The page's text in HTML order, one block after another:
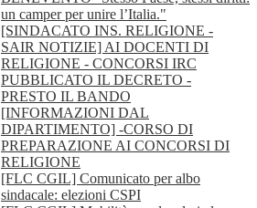
un camper per unire l’Italia."
[SINDACATO INS. RELIGIONE -
SAIR NOTIZIE] AI DOCENTI DI
RELIGIONE - CONCORSI IRC
PUBBLICATO IL DECRETO -
PRESTO IL BANDO
[INFORMAZIONI DAL
DIPARTIMENTO] -CORSO DI
PREPARAZIONE AI CONCORSI DI
RELIGIONE
[FLC CGIL] Comunicato per albo
sindacale: elezioni CSPI